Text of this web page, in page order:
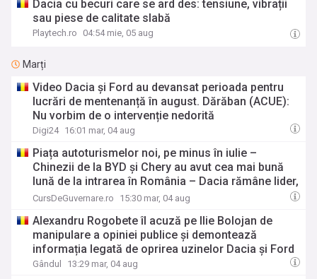
Dacia cu becuri care se ard des: tensiune, vibrații
sau piese de calitate slabă
Playtech.ro 04:54 mie, 05 aug
Marți
Video Dacia și Ford au devansat perioada pentru
lucrări de mentenanță în august. Dărăban (ACUE):
Nu vorbim de o intervenție nedorită
Digi24 16:01 mar, 04 aug
Piața autoturismelor noi, pe minus în iulie –
Chinezii de la BYD și Chery au avut cea mai bună
lună de la intrarea în România – Dacia rămâne lider,
dar în scădere
CursDeGuvernare.ro 15:30 mar, 04 aug
Alexandru Rogobete îl acuză pe Ilie Bolojan de
manipulare a opiniei publice și demontează
informația legată de oprirea uzinelor Dacia și Ford
Gândul 13:29 mar, 04 aug